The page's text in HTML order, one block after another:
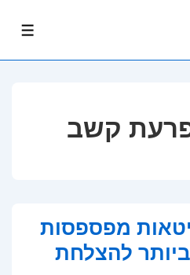
קשב
מפספסות
להצלחת